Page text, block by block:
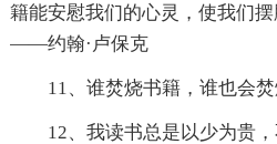
籍能安慰我们的心灵，使我们摆
——约翰·卢保克
11、谁焚烧书籍，谁也会
12、我读书总是以少为贵